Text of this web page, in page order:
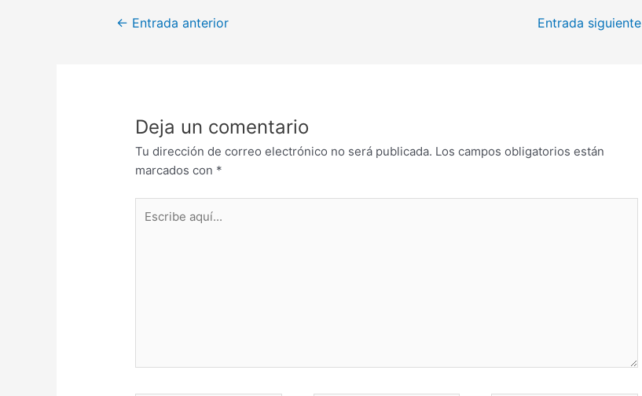
← Entrada anterior Entrada siguiente
Deja un comentario
Tu dirección de correo electrónico no será publicada. Los campos obligatorios están
marcados con *
aquí...